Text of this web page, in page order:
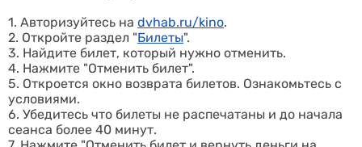
1. Авторизуйтесь на dvhab.ru/kino.
2. Откройте раздел "Билеты".
3. Найдите билет, который нужно отменить.
4. Нажмите "Отменить билет".
5. Откроется окно возврата билетов. Ознакомьтесь с
условиями.
6. Убедитесь что билеты не распечатаны и до начала
сеанса более 40 минут.